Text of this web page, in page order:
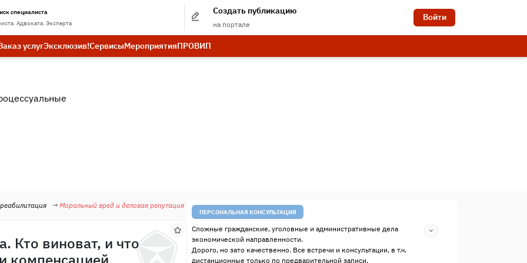
специалиста
Адвоката. Эксперта
Создать публикацию
на портале
Войти
услугЭксклюзив!СервисыМероприятияПРОВИП
Моральный вред и деловая репутация
Кто виноват, и что
ПЕРСОНАЛЬНАЯ КОНСУЛЬТАЦИЯ
Сложные гражданские, уголовные и административные дела
экономической направленности.
Дорого, но зато качественно. Все встречи и консультации, в т.ч.
дистанционные только по предварительной записи.